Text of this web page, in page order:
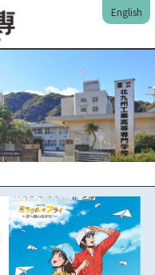
English